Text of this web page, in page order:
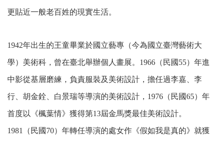
更貼近一般老百姓的現實生活。
1942年出生的王童畢業於國立藝專（今為國立臺灣藝術大
學）美術科，曾在臺北舉辦個人畫展。1966（民國55）年進
中影從基層磨練，負責服裝及美術設計，擔任過李嘉、李
行、胡金銓、白景瑞等導演的美術設計，1976（民國65）年
首度以《楓葉情》獲得第13屆金馬獎最佳美術設計。
1981（民國70）年轉任導演的處女作《假如我是真的》就獲